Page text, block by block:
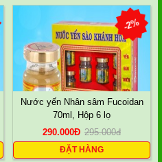
-2%
Nước yến Nhân sâm Fucoidan
70ml, Hộp 6 lọ
290.000Đ 295.000đ
ĐẶT HÀNG